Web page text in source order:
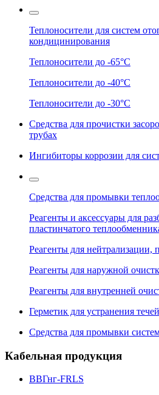
Теплоносители для систем
кондицинирования
Теплоносители до -65°C
Теплоносители до -40°C
Теплоносители до -30°C
Средства для прочистки
трубах
Ингибиторы коррозии для
Средства для промывки
Реагенты и аксессуары для
пластинчатого
Реагенты для нейтрализации,
Реагенты для наружной
Реагенты для внутренней
Герметик для устранения
Средства для промывки
Кабельная продукция
ВВГнг-FRLS